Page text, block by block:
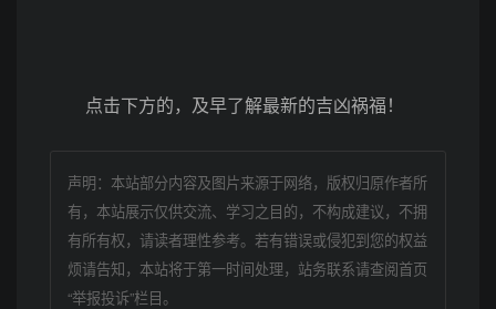
点击下方的，及早了解最新的吉凶祸福！
声明：本站部分内容及图片来源于网络，版权归原作者所
有，本站展示仅供交流、学习之目的，不构成建议，不拥
有所有权，请读者理性参考。若有错误或侵犯到您的权益
烦请告知，本站将于第一时间处理，站务联系请查阅首页
“举报投诉”栏目。